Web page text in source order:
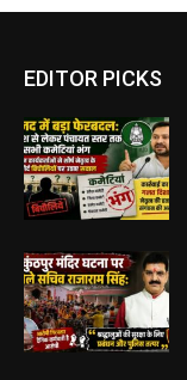
EDITOR PICKS